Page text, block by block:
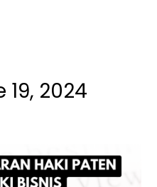
19, 2024